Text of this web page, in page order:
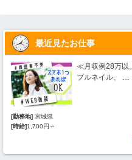
最近見たお仕事
≪月収例28万以
プルネイル、 …
[勤務地] 宮城県
[時給]1,700円～